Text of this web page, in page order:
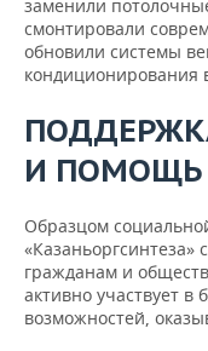
заменили
смонтировали
обновили системы
кондиционирования
И ПОМОЩЬ
Образцом
гражданам и
активно участвует в
возможностей,